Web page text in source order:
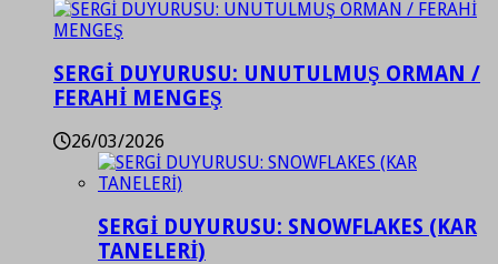
SERGİ DUYURUSU: UNUTULMUŞ ORMAN /
FERAHİ MENGEŞ
26/03/2026
SERGİ DUYURUSU: SNOWFLAKES (KAR
TANELERİ)